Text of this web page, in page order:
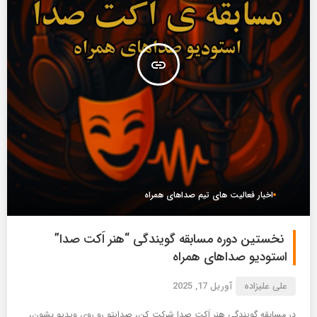
insert_link
اخبار فعالیت های تیم صداهای همراه
نخستین دوره مسابقه گویندگی “هنر اَکت صدا”
استودیو صداهای همراه
علی علیزاده آوریل 17, 2025